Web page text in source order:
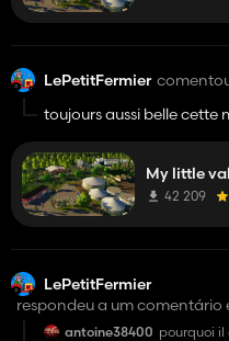
LePetitFermier
toujours aussi belle cette
My little
42 209
LePetitFermier
respondeu a um comentário
antoine38400 pourquoi